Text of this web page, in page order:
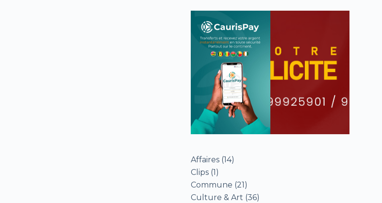
Affaires (14)
Clips (1)
Commune (21)
Culture & Art (36)